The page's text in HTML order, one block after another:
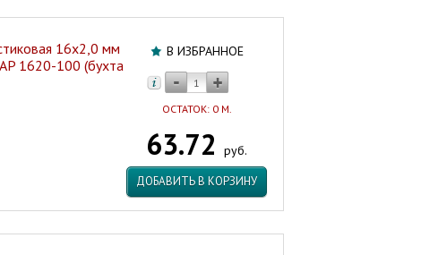
В ИЗБРАННОЕ
ОСТАТОК: 0 М.
63.72 руб.
ДОБАВИТЬ В КОРЗИНУ
16х2,0 мм
1620-100 (бухта